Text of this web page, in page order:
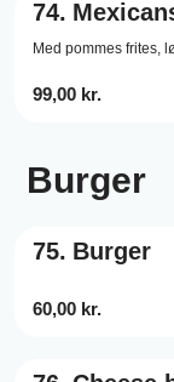
74.
Med pommes frites,
99,00 kr.
Burger
75. Burger
60,00 kr.